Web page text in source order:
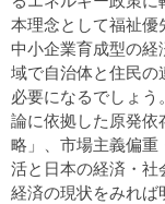
本理念として福祉優
中小企業育成型の
域で自治体と住民
必要になるでしょ
論に依拠した原発
略」、市場主義偏
活と日本の経済・
経済の現状をみれば